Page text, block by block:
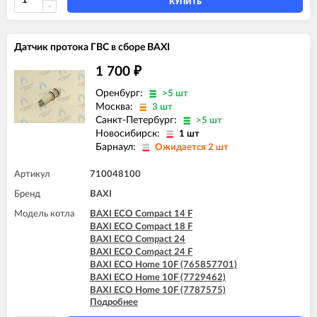
BAXI FOURTECH 24 F (CSB)
Датчик протока ГВС в сборе BAXI
1 700 ₽
Оренбург: >5 шт
Москва: 3 шт
Санкт-Петербург: >5 шт
Новосибирск: 1 шт
Барнаул: Ожидается 2 шт
Артикул 710048100
Бренд BAXI
Модель котла
BAXI ECO Compact 14 F
BAXI ECO Compact 18 F
BAXI ECO Compact 24
BAXI ECO Compact 24 F
BAXI ECO Home 10F (765857701)
BAXI ECO Home 10F (7729462)
BAXI ECO Home 10F (7787575)
BAXI ECO Home 14F (765281001)
Подробнее